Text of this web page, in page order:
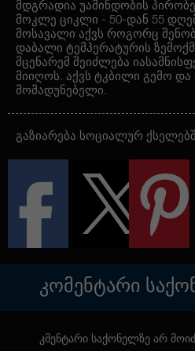
მდგრადია უამინდობის
მოკლე ციკლი - 50-დან 55
მოსავალი აქვს როგორც
დაბალი ტემპერატურის
მცენარემ შეიძლება
მიიღოს. აქვს ტკბილი გემო
მომადუნებელი.
გაზიარება სოციალურ
ᲙᲝᲛᲔᲜᲢᲐᲠᲘ
კმენტარი საქონელზე არ